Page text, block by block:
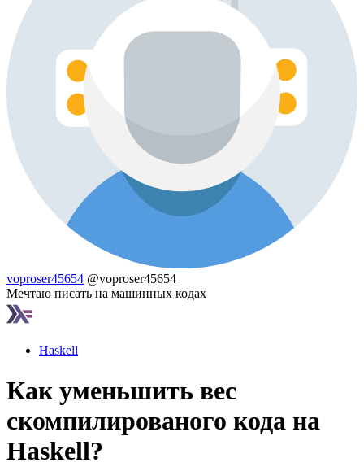
voproser45654 @voproser45654
Мечтаю писать на машинных кодах
Haskell
Как уменьшить вес
скомпилированого кода на
Haskell?